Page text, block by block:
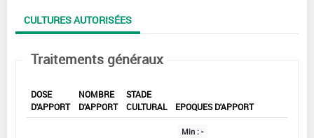
CULTURES AUTORISÉES
Traitements généraux
DOSE
D'APPORT
NOMBRE
D'APPORT
STADE
CULTURAL
EPOQUES D'APPORT
Min : -